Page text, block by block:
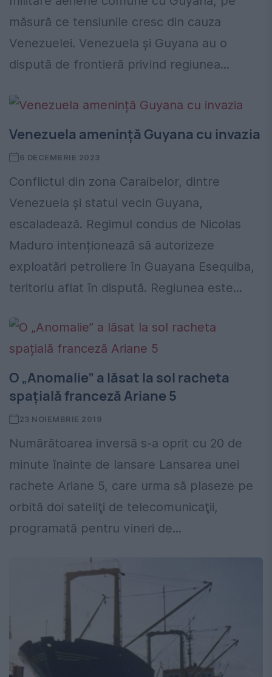
măsură ce tensiunile cresc din cauza
Venezuelei. Venezuela și Guyana au o
dispută de frontieră privind regiunea...
Venezuela amenință Guyana cu invazia
6 DECEMBRIE 2023
Conflictul din zona Caraibelor, dintre
Venezuela și statul vecin Guyana,
escaladează. Regimul condus de Nicolas
Maduro intenționează să autorizeze
exploatări petroliere în Guayana Esequiba,
teritoriu aflat în dispută. Regiunea este...
O „Anomalie” a lăsat la sol racheta
spațială franceză Ariane 5
23 NOIEMBRIE 2019
Numărătoarea inversă s-a oprit cu 20 de
minute înainte de lansare Lansarea unei
rachete Ariane 5, care urma să plaseze pe
orbită doi sateliţi de telecomunicaţii,
programată pentru vineri de...